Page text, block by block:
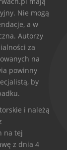
Nie mogą
a w
Autorzy
za
na
powinny
by
i należą
na tej
z dnia 4